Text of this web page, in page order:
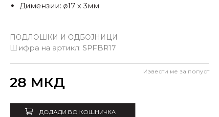
ПОДЛОШКИ И ОДБОЈНИЦИ
Шифра на артикл: SPFBR17
Димензии: ø17 x 3мм
28 МКД
Извести ме за попуст
ДОДАДИ ВО КОШНИЧКА